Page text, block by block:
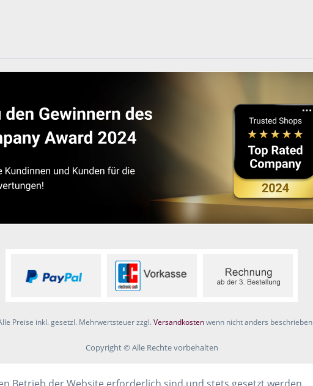
Preise inkl. gesetzl. Mehrwertsteuer zzgl.Versandkostenwenn nicht anders beschrieben
Copyright © Alle Rechte vorbehalten